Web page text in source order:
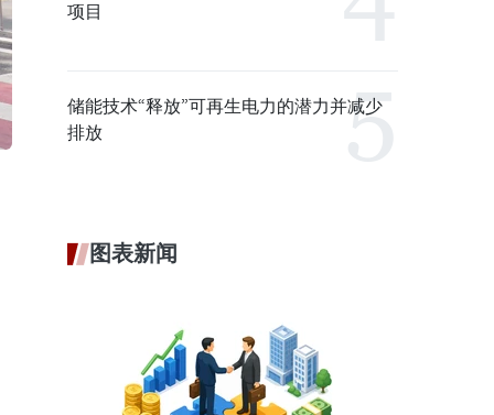
项目
储能技术“释放”可再生电力的潜力并减少
排放
图表新闻